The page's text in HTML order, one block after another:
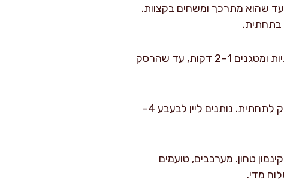
דקות על אש בינונית, עד שהוא מתרכך ומשחים בקצוות.
מוסיפים שום ומערבבים 30–45 שניות רק עד שעולה ריח. מוסיפים רסק עגבניות ומטגנים 1–2 דקות, עד שהרסק
מעלים מעט לאש גבוהה, יוצקים יין אדום ומגרדים עם כף עץ את כל מה שנדבק לתחתית. נותנים ליין לבעבע 4–
טחון. מערבבים, טועמים
מדי.